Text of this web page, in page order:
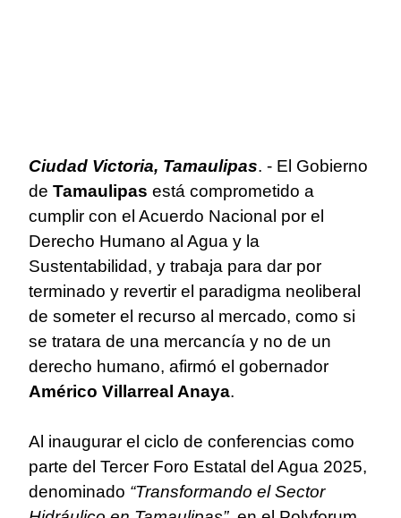
Ciudad Victoria, Tamaulipas. - El Gobierno
de Tamaulipas está comprometido a
cumplir con el Acuerdo Nacional por el
Derecho Humano al Agua y la
Sustentabilidad, y trabaja para dar por
terminado y revertir el paradigma neoliberal
de someter el recurso al mercado, como si
se tratara de una mercancía y no de un
derecho humano, afirmó el gobernador
Américo Villarreal Anaya.
Al inaugurar el ciclo de conferencias como
parte del Tercer Foro Estatal del Agua 2025,
denominado “Transformando el Sector